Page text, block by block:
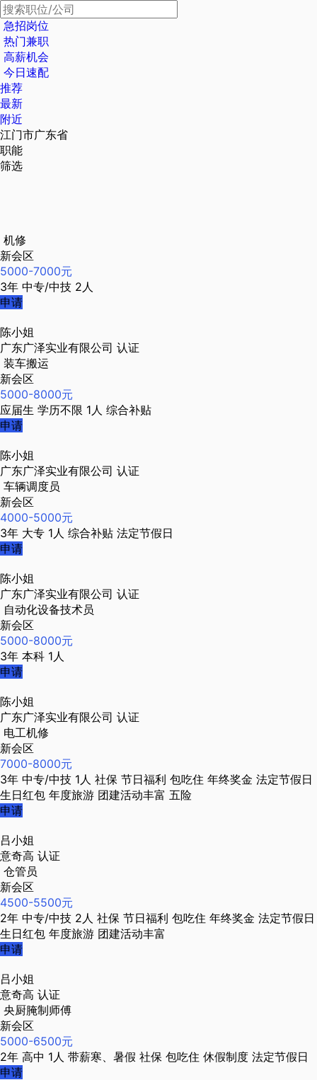
急招岗位
热门兼职
高薪机会
今日速配
推荐
最新
附近
江门市广东省
职能
筛选
机修
新会区
5000-7000元
3年 中专/中技 2人
申请
陈小姐
广东广泽实业有限公司 认证
装车搬运
新会区
5000-8000元
应届生 学历不限 1人 综合补贴
申请
陈小姐
广东广泽实业有限公司 认证
车辆调度员
新会区
4000-5000元
3年 大专 1人 综合补贴 法定节假日
申请
陈小姐
广东广泽实业有限公司 认证
自动化设备技术员
新会区
5000-8000元
3年 本科 1人
申请
陈小姐
广东广泽实业有限公司 认证
电工机修
新会区
7000-8000元
3年 中专/中技 1人 社保 节日福利 包吃住 年终奖金 法定节假日
生日红包 年度旅游 团建活动丰富 五险
申请
吕小姐
意奇高 认证
仓管员
新会区
4500-5500元
2年 中专/中技 2人 社保 节日福利 包吃住 年终奖金 法定节假日
生日红包 年度旅游 团建活动丰富
申请
吕小姐
意奇高 认证
央厨腌制师傅
新会区
5000-6500元
2年 高中 1人 带薪寒、暑假 社保 包吃住 休假制度 法定节假日
申请